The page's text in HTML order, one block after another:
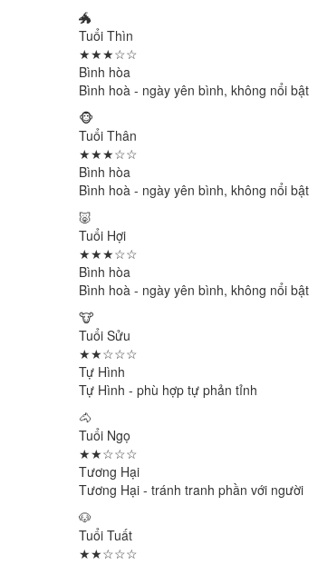
🐲
Tuổi Thìn
★★★☆☆
Bình hòa
Bình hoà - ngày yên bình, không nổi bật
🐵
Tuổi Thân
★★★☆☆
Bình hòa
Bình hoà - ngày yên bình, không nổi bật
🐷
Tuổi Hợi
★★★☆☆
Bình hòa
Bình hoà - ngày yên bình, không nổi bật
🐮
Tuổi Sửu
★★☆☆☆
Tự Hình
Tự Hình - phù hợp tự phản tỉnh
🐴
Tuổi Ngọ
★★☆☆☆
Tương Hại
Tương Hại - tránh tranh phần với người
🐶
Tuổi Tuất
★★☆☆☆